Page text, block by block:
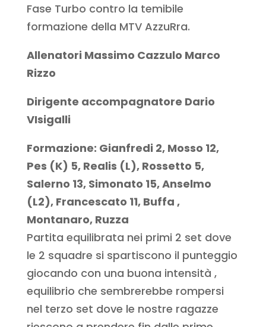
Fase Turbo contro la temibile
formazione della MTV AzzuRra.
Allenatori Massimo Cazzulo Marco
Rizzo
Dirigente accompagnatore Dario
VIsigalli
Formazione: Gianfredi 2, Mosso 12,
Pes (K) 5, Realis (L), Rossetto 5,
Salerno 13, Simonato 15, Anselmo
(L2), Francescato 11, Buffa ,
Montanaro, Ruzza
Partita equilibrata nei primi 2 set dove
le 2 squadre si spartiscono il punteggio
giocando con una buona intensità ,
equilibrio che sembrerebbe rompersi
nel terzo set dove le nostre ragazze